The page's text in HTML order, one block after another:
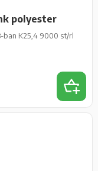
polyester
ban K25,4 9000 st/rl
Add